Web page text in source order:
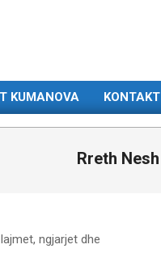
KUMANOVA KONTAKT
Rreth Nesh
ngjarjet dhe